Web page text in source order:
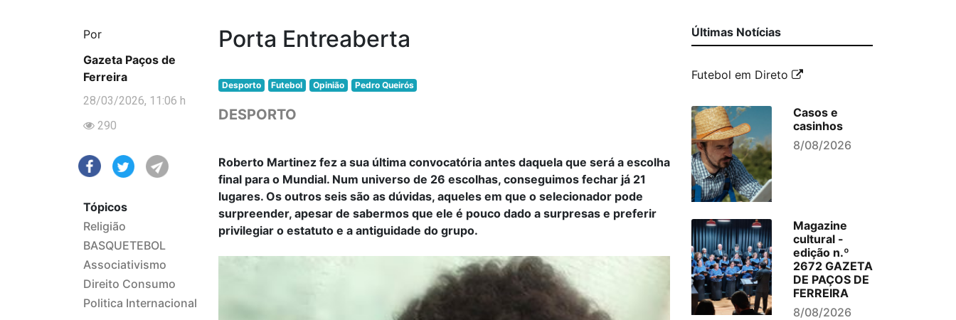
Por
Gazeta Paços de
Ferreira
28/03/2026, 11:06 h
290
Tópicos
Religião
BASQUETEBOL
Associativismo
Direito Consumo
Politica Internacional
Porta Entreaberta
Desporto Futebol Opinião Pedro Queirós
DESPORTO
Roberto Martinez fez a sua última convocatória antes daquela que será a escolha
final para o Mundial. Num universo de 26 escolhas, conseguimos fechar já 21
lugares. Os outros seis são as dúvidas, aqueles em que o selecionador pode
surpreender, apesar de sabermos que ele é pouco dado a surpresas e preferir
privilegiar o estatuto e a antiguidade do grupo.
Últimas Notícias
Futebol em Direto
Casos e
casinhos
8/08/2026
Magazine
cultural -
edição n.º
2672 GAZETA
DE PAÇOS DE
FERREIRA
8/08/2026